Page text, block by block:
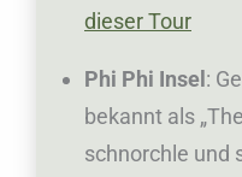
dieser Tour
Phi Phi Insel :
bekannt als
schnorchle und